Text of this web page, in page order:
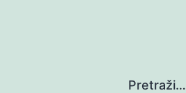
Pretraži…